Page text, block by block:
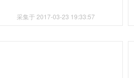
采集于 2017-03-23 19:33:57